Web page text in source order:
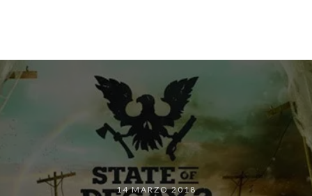
14 MARZO 2018